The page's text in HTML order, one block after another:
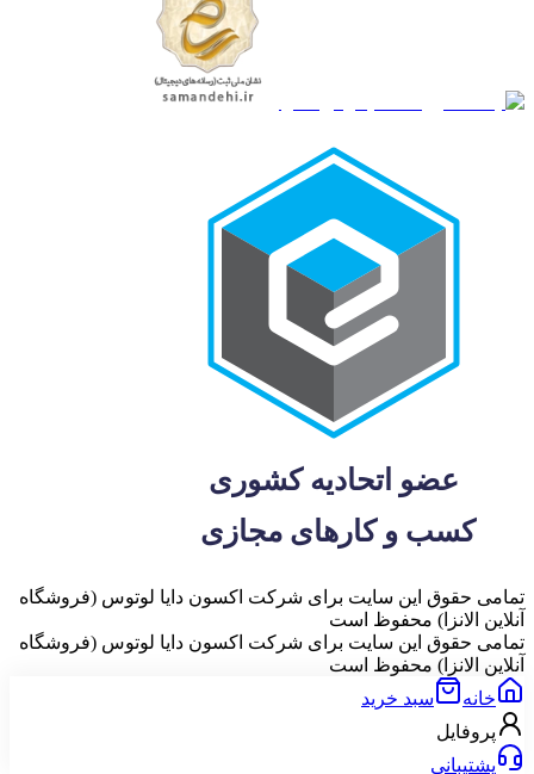
تمامی حقوق این سایت برای شرکت اکسون دایا لوتوس (فروشگاه
آنلاین الانزا) محفوظ است
تمامی حقوق این سایت برای شرکت اکسون دایا لوتوس (فروشگاه
آنلاین الانزا) محفوظ است
خانه
سبد خرید
پروفایل
پشتیبانی